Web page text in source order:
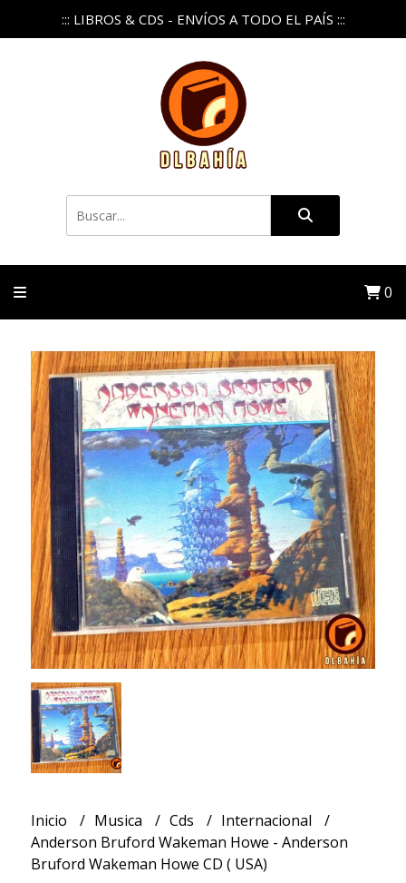
::: LIBROS & CDS - ENVÍOS A TODO EL PAÍS :::
0
Inicio Musica Cds
Internacional
Anderson Bruford Wakeman Howe - Anderson
Bruford Wakeman Howe CD ( USA)